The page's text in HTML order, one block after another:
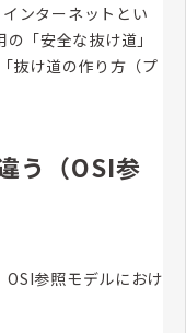
ンターネットとい
「安全な抜け道」
抜け道の作り方（プ
う（OSI参
参照モデルにおけ